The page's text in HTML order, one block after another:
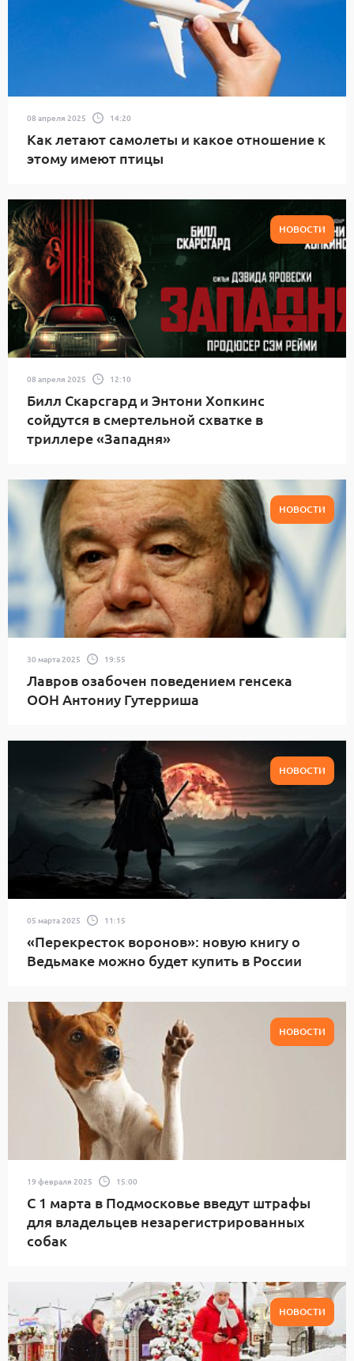
08 апреля 2025 14:20
Как летают самолеты и какое отношение к
этому имеют птицы
НОВОСТИ
08 апреля 2025 12:10
Билл Скарсгард и Энтони Хопкинс
сойдутся в смертельной схватке в
триллере «Западня»
НОВОСТИ
30 марта 2025 19:55
Лавров озабочен поведением генсека
ООН Антониу Гутерриша
НОВОСТИ
05 марта 2025 11:15
«Перекресток воронов»: новую книгу о
Ведьмаке можно будет купить в России
НОВОСТИ
19 февраля 2025 15:00
С 1 марта в Подмосковье введут штрафы
для владельцев незарегистрированных
собак
НОВОСТИ